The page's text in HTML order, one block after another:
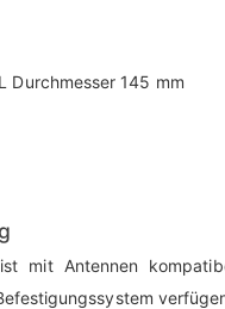
mit Antennen